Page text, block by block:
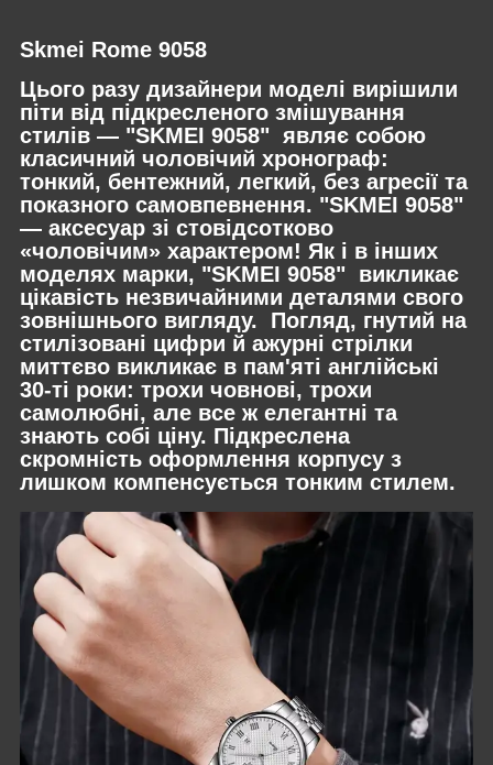
Skmei Rome 9058
Цього разу дизайнери моделі вирішили
піти від підкресленого змішування
стилів — "SKMEI 9058" являє собою
класичний чоловічий хронограф:
тонкий, бентежний, легкий, без агресії та
показного самовпевнення. "SKMEI 9058"
— аксесуар зі стовідсотково
«чоловічим» характером! Як і в інших
моделях марки, "SKMEI 9058" викликає
цікавість незвичайними деталями свого
зовнішнього вигляду. Погляд, гнутий на
стилізовані цифри й ажурні стрілки
миттєво викликає в пам'яті англійські
30-ті роки: трохи човнові, трохи
самолюбні, але все ж елегантні та
знають собі ціну. Підкреслена
скромність оформлення корпусу з
лишком компенсується тонким стилем.